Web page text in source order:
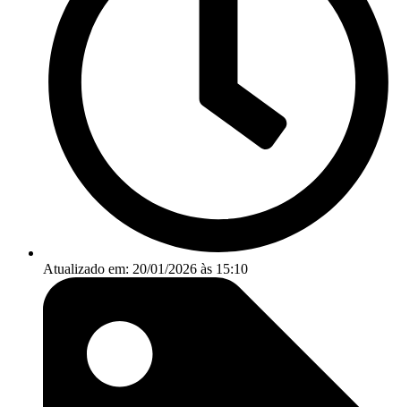
Atualizado em: 20/01/2026 às 15:10